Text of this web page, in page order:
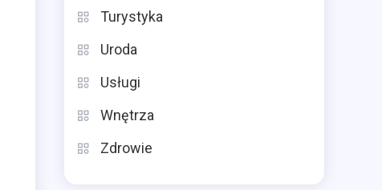
Turystyka
Uroda
Usługi
Wnętrza
Zdrowie